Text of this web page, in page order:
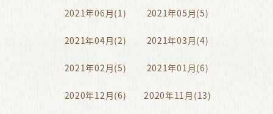
2021年06月(1) 2021年05月(5)
2021年04月(2) 2021年03月(4)
2021年02月(5) 2021年01月(6)
2020年12月(6) 2020年11月(13)